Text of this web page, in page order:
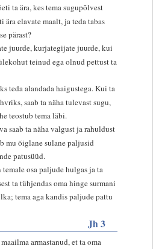
ta ära, kes tema sugupõlvest
elavate maalt, ja teda tabas
pärast?
juurde, kurjategijate juurde, kui
teinud ega olnud pettust ta
teda alandada haigustega. Kui ta
saab ta näha tulevast sugu,
teostub tema läbi.
saab ta näha valgust ja rahuldust
mu õiglane sulane paljusid
patusüüd.
temale osa paljude hulgas ja ta
ta tühjendas oma hinge surmani
tema aga kandis paljude pattu
Jh 3
armastanud, et ta oma